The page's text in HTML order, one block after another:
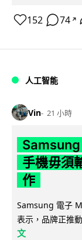
152 74 ↗
人工智能
Vin 21 小時
手機毋須
作
Samsung 電子
表示，品牌正推
文